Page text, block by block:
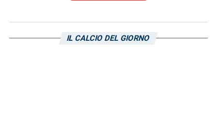
ma nelle gerarchie, per anzianità, al momento
ci sarebbe primaLeonardo Pavoletti.
IL CALCIO DEL GIORNO